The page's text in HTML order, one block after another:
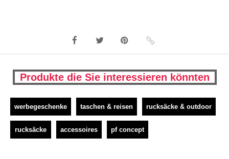
Produkte die Sie interessieren könnten
werbegeschenke taschen & reisen rucksäcke & outdoor
rucksäcke accessoires pf concept